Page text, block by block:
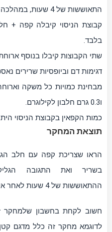
התאוששות של 4 שעות, במהלכה הם קיבלו משקה.
קבוצת הניסוי קיבלה קפה +
בלבד.
שתי הקבוצות קיבלו בנוסף
דגימות דם וביופסיות שרירים
ו0.3 גרם חלבון לקילוגרם.
כמות הקפאין בקבוצת הניסוי היתה של 8מ"ג
תוצאת המחקר
הראו שצריכת קפה עם חלב
בשריר ואת התגובה
ההתאוששות של 4 שעות לאחר אימון אופניים .
חשוב לקחת בחשבון שלמחקר
לדוגמא מחקר זה כלל מדגם